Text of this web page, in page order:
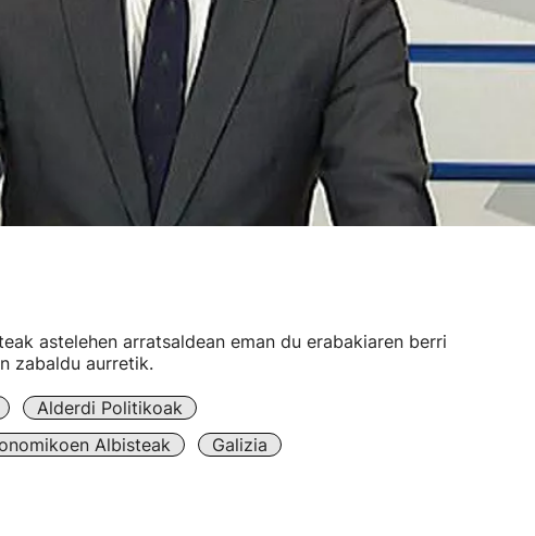
astelehen arratsaldean eman du erabakiaren berri
zabaldu aurretik.
Alderdi Politikoak
Albisteak
Galizia